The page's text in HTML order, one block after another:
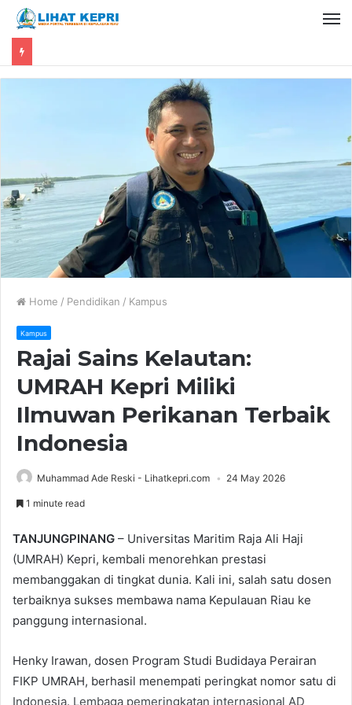
Home / Pendidikan / Kampus
Kampus
Rajai Sains Kelautan:
UMRAH Kepri Miliki
Ilmuwan Perikanan Terbaik
Indonesia
Muhammad Ade Reski - Lihatkepri.com 24 May 2026
1 minute read
TANJUNGPINANG – Universitas Maritim Raja Ali Haji
(UMRAH) Kepri, kembali menorehkan prestasi
membanggakan di tingkat dunia. Kali ini, salah satu dosen
terbaiknya sukses membawa nama Kepulauan Riau ke
panggung internasional.
Henky Irawan, dosen Program Studi Budidaya Perairan
FIKP UMRAH, berhasil menempati peringkat nomor satu di
Indonesia. Lembaga pemeringkatan internasional AD